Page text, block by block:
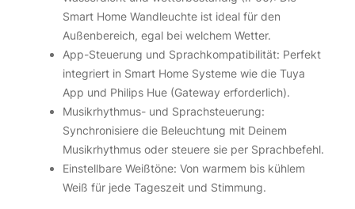
Smart Home Wandleuchte ist ideal für den
Außenbereich, egal bei welchem Wetter.
App-Steuerung und Sprachkompatibilität: Perfekt
integriert in Smart Home Systeme wie die Tuya
App und Philips Hue (Gateway erforderlich).
Musikrhythmus- und Sprachsteuerung:
Synchronisiere die Beleuchtung mit Deinem
Musikrhythmus oder steuere sie per Sprachbefehl.
Einstellbare Weißtöne: Von warmem bis kühlem
Weiß für jede Tageszeit und Stimmung.